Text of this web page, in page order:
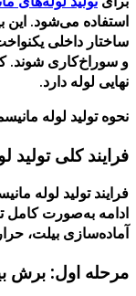
استفاده می‌شود. این
ساختار داخلی
و سوراخ‌کاری شوند.
نهایی لوله دارد.
نحوه تولید لوله
فرایند کلی تولید
فرایند تولید لوله
ادامه به‌صورت کامل
آماده‌سازی بیلت،
مرحله اول: برش